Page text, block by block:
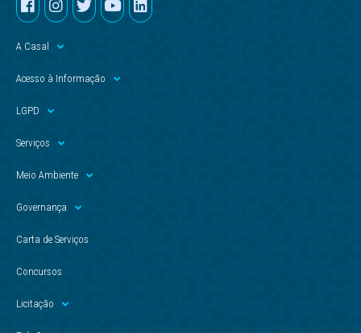
A Casal
Acesso à Informação
LGPD
Serviços
Meio Ambiente
Governança
Carta de Serviços
Concursos
Licitação